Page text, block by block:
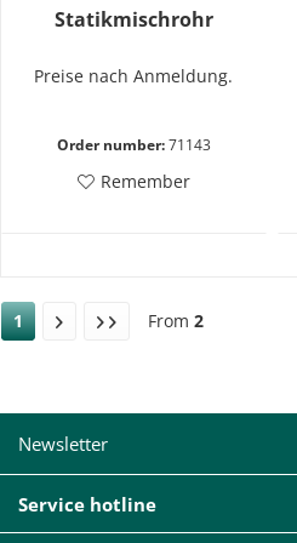
Statikmischrohr
Preise nach Anmeldung.
Order number:71143
Remember
1 From 2
Newsletter
Service hotline